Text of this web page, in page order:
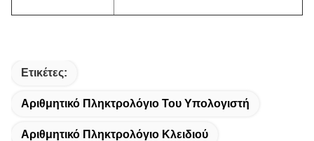
Ετικέτες:
Αριθμητικό Πληκτρολόγιο Του Υπολογιστή
Αριθμητικό Πληκτρολόγιο Κλειδιού